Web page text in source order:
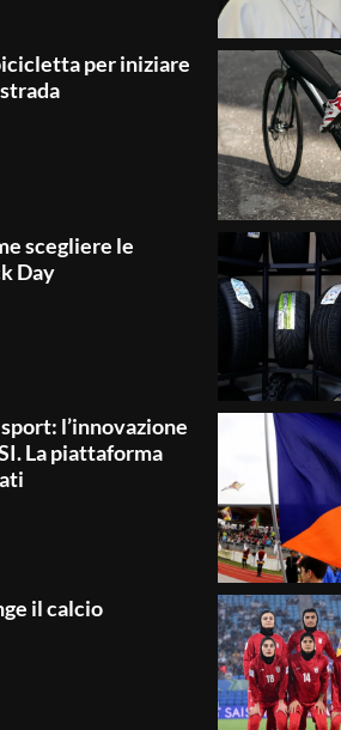
per iniziare
scegliere le
Day
l’innovazione
La piattaforma
il calcio